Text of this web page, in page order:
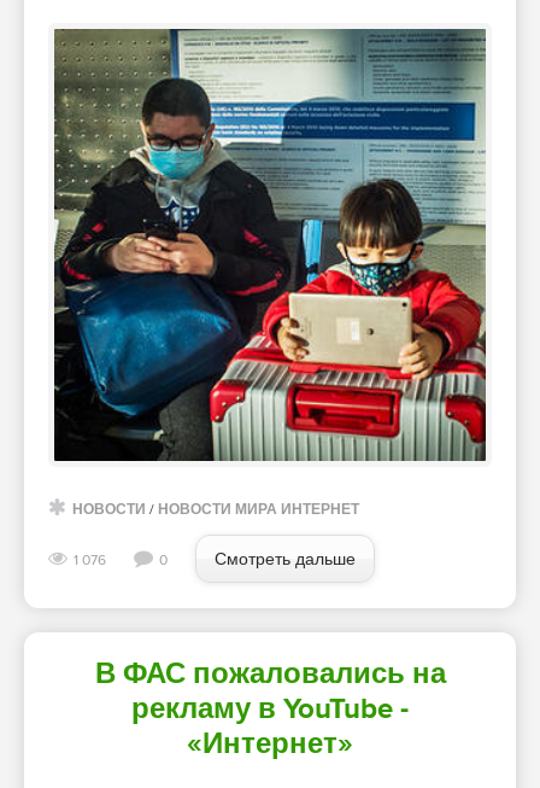
НОВОСТИ / НОВОСТИ МИРА ИНТЕРНЕТ
1 076 0 Смотреть дальше
В ФАС пожаловались на
рекламу в YouTube -
«Интернет»